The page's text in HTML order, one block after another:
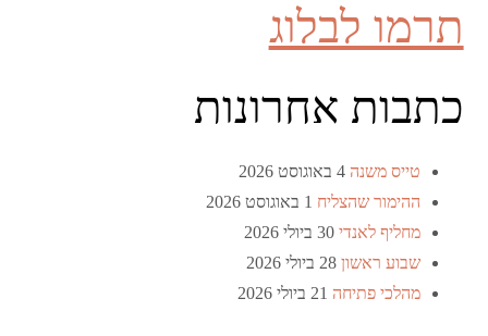
תרמו לבלוג
כתבות אחרונות
טייס משנה 4 באוגוסט 2026
ההימור שהצליח 1 באוגוסט 2026
מחליף לאנדי 30 ביולי 2026
שבוע ראשון 28 ביולי 2026
מהלכי פתיחה 21 ביולי 2026